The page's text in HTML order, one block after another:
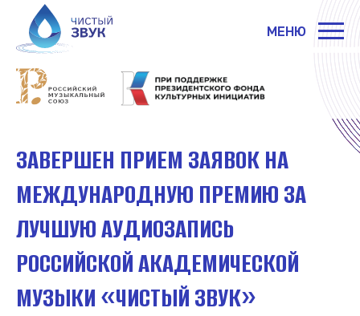
МЕНЮ
ЗАВЕРШЕН ПРИЕМ ЗАЯВОК НА
МЕЖДУНАРОДНУЮ ПРЕМИЮ ЗА
ЛУЧШУЮ АУДИОЗАПИСЬ
РОССИЙСКОЙ АКАДЕМИЧЕСКОЙ
МУЗЫКИ «ЧИСТЫЙ ЗВУК»